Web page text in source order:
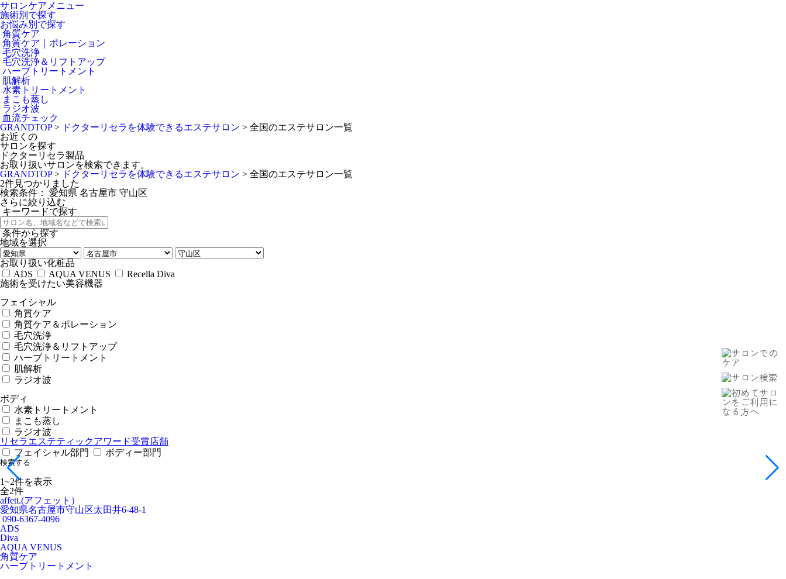
サロンケアメニュー
施術別で探す
お悩み別で探す
角質ケア
角質ケア｜ポレーション
毛穴洗浄
毛穴洗浄＆リフトアップ
ハーブトリートメント
肌解析
水素トリートメント
まこも蒸し
ラジオ波
血流チェック
GRANDTOP> ドクターリセラを体験できるエステサロン > 全国のエステサロン一覧
お近くの
サロンを探す
ドクターリセラ製品
お取り扱いサロンを検索できます。
GRANDTOP> ドクターリセラを体験できるエステサロン > 全国のエステサロン一覧
2件見つかりました
検索条件：
愛知県 名古屋市 守山区
さらに絞り込む
キーワードで探す
条件から探す
地域を選択
お取り扱い化粧品
ADS
AQUA VENUS
Recella Diva
施術を受けたい美容機器
フェイシャル
角質ケア
角質ケア＆ポレーション
毛穴洗浄
毛穴洗浄＆リフトアップ
ハーブトリートメント
肌解析
ラジオ波
ボディ
水素トリートメント
まこも蒸し
ラジオ波
リセラエステティックアワード受賞店舗
フェイシャル部門
ボディー部門
検索する
1~2件を表示
全2件
affett.(アフェット）
愛知県名古屋市守山区太田井6-48-1
090-6367-4096
ADS
Diva
AQUA VENUS
角質ケア
ハーブトリートメント